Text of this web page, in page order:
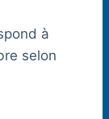
à
selon